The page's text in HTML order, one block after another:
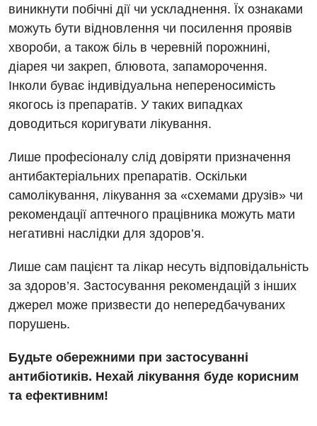
Ендокринологія
Кардіологія
Кардіохірургія
Мамологія
Неврологія
Нейрохірургія
Онкологічне відділлення
Офтальмологічне відділення
Педіатричне відділення
Пульмонологія
Ревматологія
виникнути побічні дії чи ускладнення. Їх ознаками
можуть бути відновлення чи посилення проявів
хвороби, а також біль в черевній порожнині,
діарея чи закреп, блювота, запаморочення.
Інколи буває індивідуальна непереносимість
якогось із препаратів. У таких випадках
доводиться коригувати лікування.
Лише професіоналу слід довіряти призначення
антибактеріальних препаратів. Оскільки
самолікування, лікування за «схемами друзів» чи
рекомендації аптечного працівника можуть мати
негативні наслідки для здоров’я.
Лише сам пацієнт та лікар несуть відповідальність
за здоров’я. Застосування рекомендацій з інших
джерел може призвести до непередбачуваних
порушень.
Будьте обережними при застосуванні
антибіотиків. Нехай лікування буде корисним
та ефективним!